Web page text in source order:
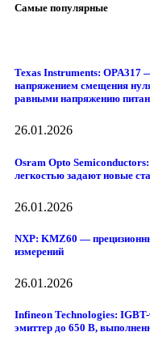
Самые популярные
Texas Instruments: OPA317
напряжением смещения
равными напряжению
26.01.2026
Osram Opto
легкостью задают новые
26.01.2026
NXP: KMZ60 —
измерений
26.01.2026
Infineon Technologies:
эмиттер до 650 В,